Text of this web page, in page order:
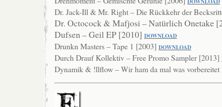
DOWNLOAD
Dr. Jack-Ill & Mr. Right – Die Rückkehr der
Dr. Octocock & Mafjosi – Natürlich Onetake
Dufsen – Geil EP [2010] DOWNLOAD
Drunkn Masters – Tape 1 [2003] DOWNLOAD
Durch Drauf Kollektiv – Free Promo Sampler [2013]
Dynamik & !llflow – Wir ham da mal was